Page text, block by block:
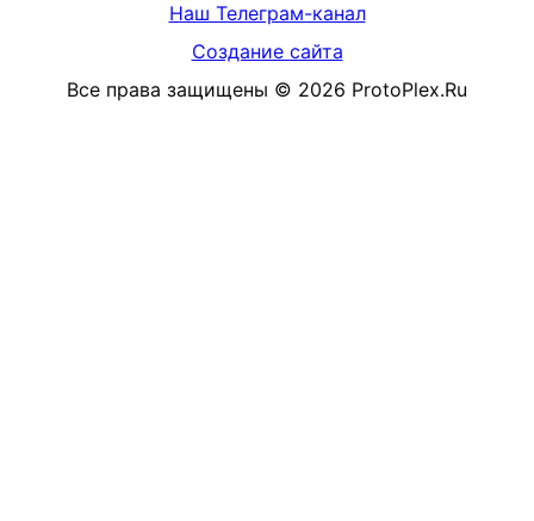
Наш Телеграм-канал
Создание сайта
Все права защищены © 2026 ProtoPlex.Ru